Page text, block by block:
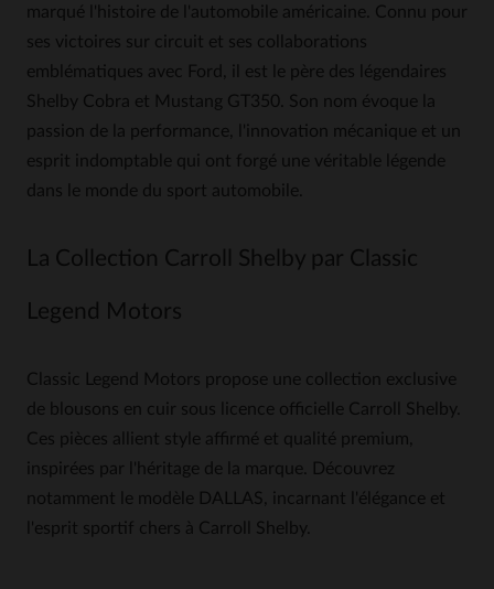
marqué l'histoire de l'automobile américaine. Connu pour
ses victoires sur circuit et ses collaborations
emblématiques avec Ford, il est le père des légendaires
Shelby Cobra et Mustang GT350. Son nom évoque la
passion de la performance, l'innovation mécanique et un
esprit indomptable qui ont forgé une véritable légende
dans le monde du sport automobile.
La Collection Carroll Shelby par Classic
Legend Motors
Classic Legend Motors propose une collection exclusive
de blousons en cuir sous licence officielle Carroll Shelby.
Ces pièces allient style affirmé et qualité premium,
inspirées par l'héritage de la marque. Découvrez
notamment le modèle DALLAS, incarnant l'élégance et
l'esprit sportif chers à Carroll Shelby.